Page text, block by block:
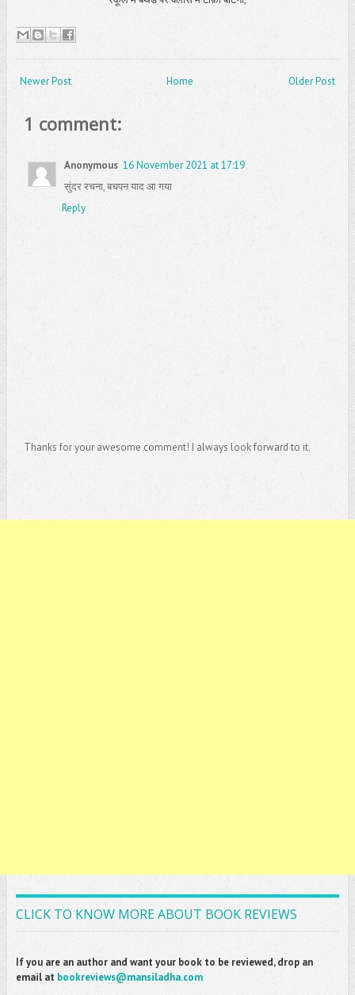
Newer Post Older Post
Home
1 comment:
Anonymous 16 November 2021 at 17:19
सुंदर रचना, बचपन याद आ गया
Reply
Thanks for your awesome comment! I always look forward to it.
CLICK TO KNOW MORE ABOUT BOOK REVIEWS
If you are an author and want your book to be reviewed, drop an
email at bookreviews@mansiladha.com